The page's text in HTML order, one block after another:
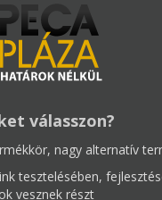
válasszon?
nagy alternatív
tesztelésében,
vesznek részt